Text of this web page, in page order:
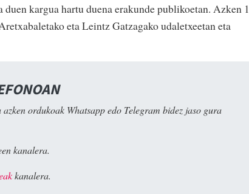
kargua hartu duena erakunde publikoetan. Azken
eta Leintz Gatzagako udaletxeetan eta
ordukoak Whatsapp edo Telegram bidez jaso gura
kanalera.
kanalera.